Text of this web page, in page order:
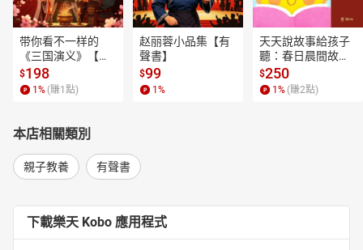
带你看不一样的
《三国演义》【有
聲書】
$198
1 % (賺1 點)
赵丽蓉小品集【有
聲書】
$99
1 %
天天說故事給孩子
聽：春日晨間故事
【有聲書】
$250
1 % (賺2點)
本店相關類別
親子教養 有聲書
下載樂天 Kobo 應用程式